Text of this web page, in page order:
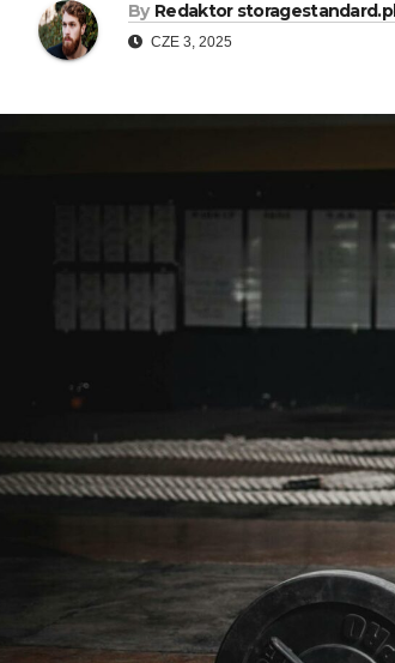
By Redaktor storagestandard.pl
CZE 3, 2025